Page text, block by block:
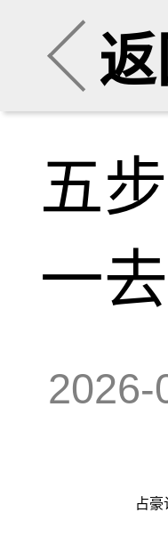
返
五
一
2026-
占豪